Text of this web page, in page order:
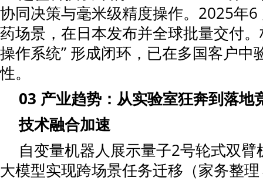
协同决策与毫米级精度操作。2025年
药场景，在日本发布并全球批量交付
操作系统” 形成闭环，已在多国客户中
性。
03 产业趋势：从实验室狂奔到落地
技术融合加速
自变量机器人展示量子2号轮式双臂
大模型实现跨场景任务迁移（家务整